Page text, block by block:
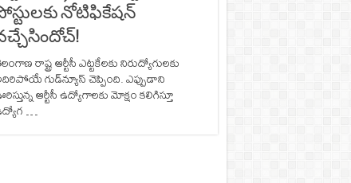
నోటిఫికేషన్‌
రాష్ట్ర ఆర్టీసీ ఎట్టకేలకు నిరుద్యోగులకు
గుడ్‌న్యూస్‌ చెప్పింది. ఎప్పుడాని
ఆర్టీసీ ఉద్యోగాలకు మోక్షం కలిగిస్తూ
…